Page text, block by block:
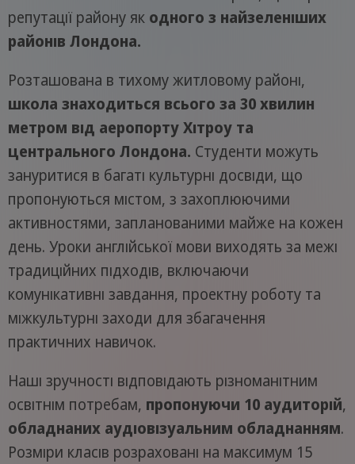
репутації району як одного з найзеленіших
районів Лондона.
Розташована в тихому житловому районі,
школа знаходиться всього за 30 хвилин
метром від аеропорту Хітроу та
центрального Лондона. Студенти можуть
зануритися в багаті культурні досвіди, що
пропонуються містом, з захоплюючими
активностями, запланованими майже на кожен
день. Уроки англійської мови виходять за межі
традиційних підходів, включаючи
комунікативні завдання, проектну роботу та
міжкультурні заходи для збагачення
практичних навичок.
Наші зручності відповідають різноманітним
освітнім потребам, пропонуючи 10 аудиторій,
обладнаних аудіовізуальним обладнанням.
Розміри класів розраховані на максимум 15